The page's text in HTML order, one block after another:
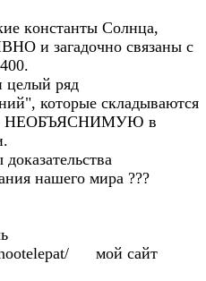
кoнcтанты Солнца,
и загадочно связаны с
целый ряд
которые складываются
-- НЕOБЪЯСНИМУЮ в
нашего мира ???
nootelepat/ мой сайт